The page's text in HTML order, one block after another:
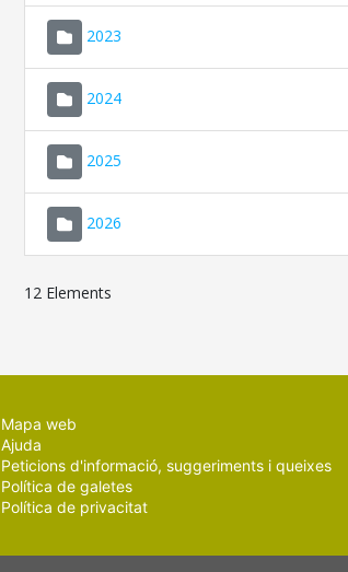
2023
2024
2025
2026
12 Elements
Mapa web
Ajuda
Peticions d'informació, suggeriments i queixes
Política de galetes
Política de privacitat